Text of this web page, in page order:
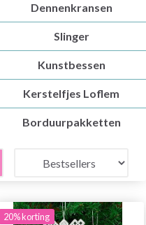
Dennenkransen
Slinger
Kunstbessen
Kerstelfjes Loflem
Borduurpakketten
20% korting